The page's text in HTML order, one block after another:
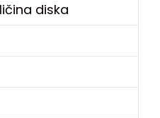
diska